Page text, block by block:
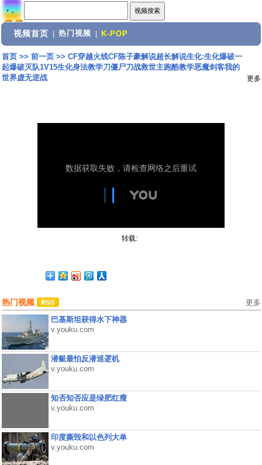
视频首页 热门视频 K-POP
首页>> 前一页>> CF穿越火线CF陈子豪解说超长解说生化:生化爆破一
起爆破灭队1V15生化身法教学刀僵尸刀战救世主跑酷教学恶魔剑客我的
世界虚无逆战
更多
转载:
热门视频 更多
巴基斯坦获得水下神器
v.youku.com
潜艇最怕反潜巡逻机
v.youku.com
知否知否应是绿肥红瘦
v.youku.com
印度撕毁和以色列大单
v.youku.com